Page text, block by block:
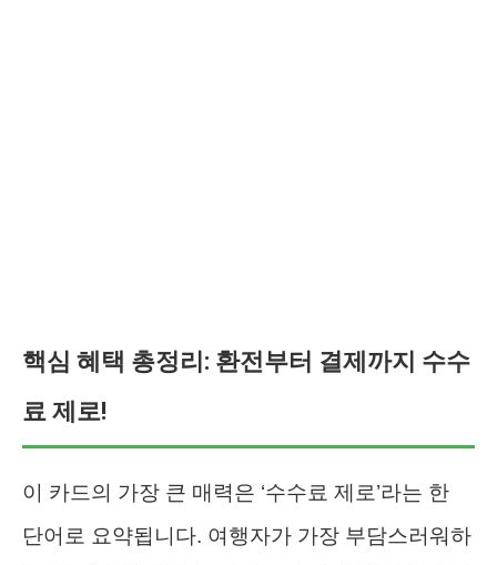
핵심 혜택 총정리: 환전부터 결제까지 수수
료 제로!
이 카드의 가장 큰 매력은 ‘수수료 제로’라는 한
단어로 요약됩니다. 여행자가 가장 부담스러워하